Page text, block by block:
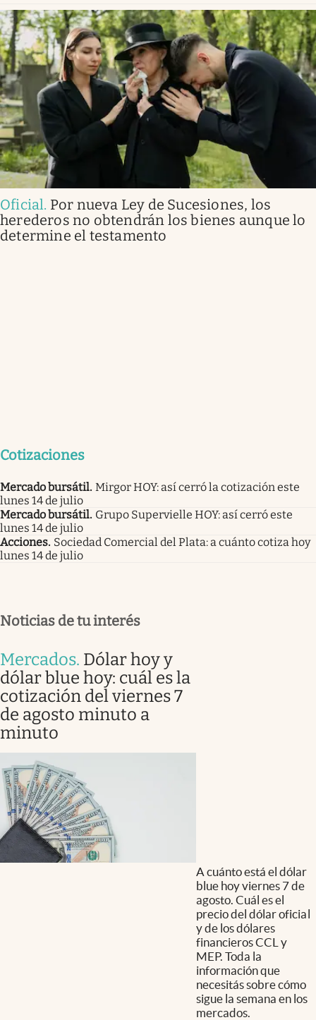
Oficial. Por nueva Ley de Sucesiones, los
herederos no obtendrán los bienes aunque lo
determine el testamento
Cotizaciones
Mercado bursátil. Mirgor HOY: así cerró la cotización este
lunes 14 de julio
Mercado bursátil. Grupo Supervielle HOY: así cerró este
lunes 14 de julio
Acciones. Sociedad Comercial del Plata: a cuánto cotiza hoy
lunes 14 de julio
Noticias de tu interés
Mercados. Dólar hoy y
dólar blue hoy: cuál es la
cotización del viernes 7
de agosto minuto a
minuto
A cuánto está el dólar
blue hoy viernes 7 de
agosto. Cuál es el
precio del dólar oficial
y de los dólares
financieros CCL y
MEP. Toda la
información que
necesitás sobre cómo
sigue la semana en los
mercados.